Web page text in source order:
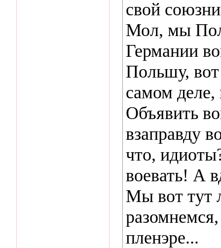
свой
Мол, мы
Германии
Польшу,
самом
Объявить
взаправду
что,
воевать! А
Мы вот тут
пленэре...